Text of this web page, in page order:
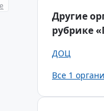
Другие
рубрике
ДОЦ
Все 1